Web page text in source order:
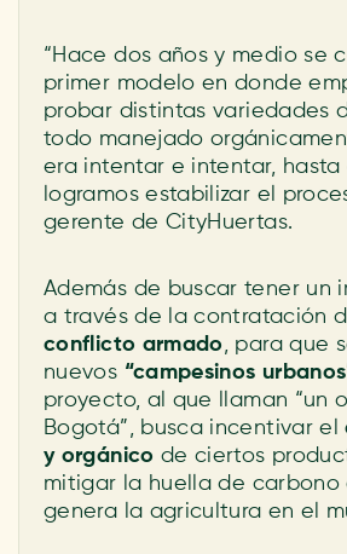
“Hace dos años y medio se
primer modelo en donde
probar distintas variedades
todo manejado
era intentar e intentar, hasta
logramos estabilizar el
gerente de CityHuertas.
Además de buscar tener un
a través de la contratación
conflicto armado, para que
nuevos “campesinos urbanos
proyecto, al que llaman “un
Bogotá”, busca incentivar el
y orgánico de ciertos
mitigar la huella de carbono
genera la agricultura en el